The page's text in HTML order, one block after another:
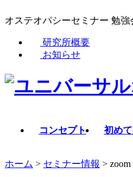
オステオパシーセミナー 勉
研究所概要
お知らせ
コンセプト 初め
ホーム > セミナー情報 >